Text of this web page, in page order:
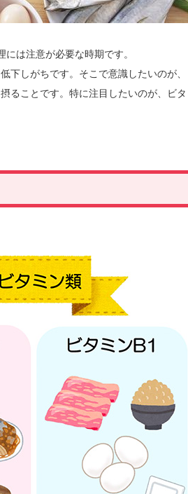
は注意が必要な時期です。
下しがちです。そこで意識したいのが、
ることです。特に注目したいのが、ビタ